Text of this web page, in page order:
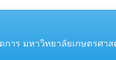
การ มหาวิทยาลัยเกษตรศา